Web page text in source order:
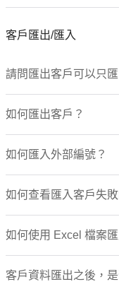
客戶匯出/匯入
請問匯出客戶可以只
如何匯出客戶？
如何匯入外部編號？
如何查看匯入客戶失
如何使用 Excel 檔案
客戶資料匯出之後，